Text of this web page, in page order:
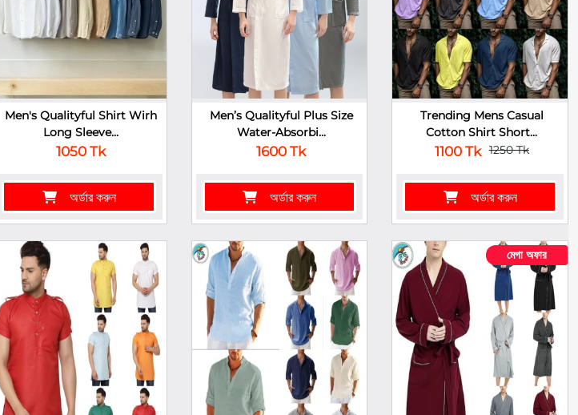
Men's Qualityful Shirt Wirh
Long Sleeve...
1050 Tk
অর্ডার করুন
Men’s Qualityful Plus Size
Water-Absorbi...
1600 Tk
অর্ডার করুন
Trending Mens Casual
Cotton Shirt Short...
1100 Tk 1250 Tk
অর্ডার করুন
মেগা অফার